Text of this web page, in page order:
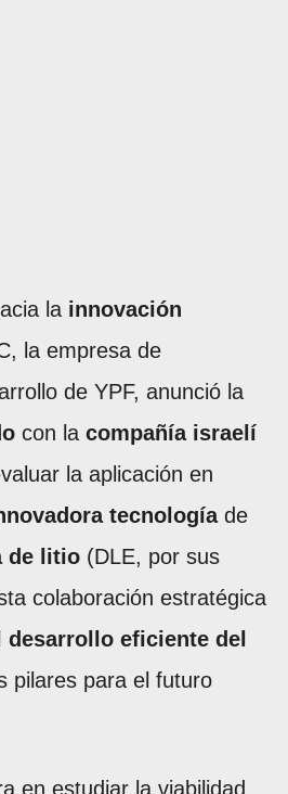
la innovación
la empresa de
de YPF, anunció la
con la compañía israelí
la aplicación en
tecnologíade
de litio (DLE, por sus
colaboración estratégica
desarrollo eficiente del
pilares para el futuro
en estudiar la viabilidad